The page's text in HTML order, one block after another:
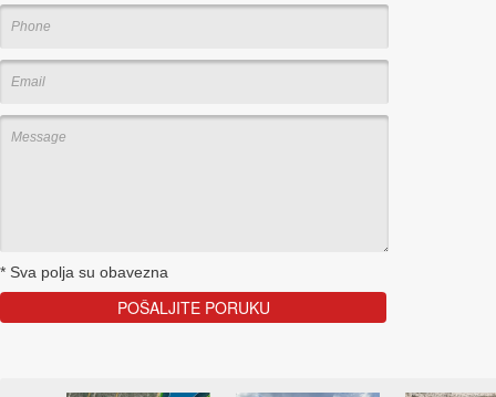
* Sva polja su obavezna